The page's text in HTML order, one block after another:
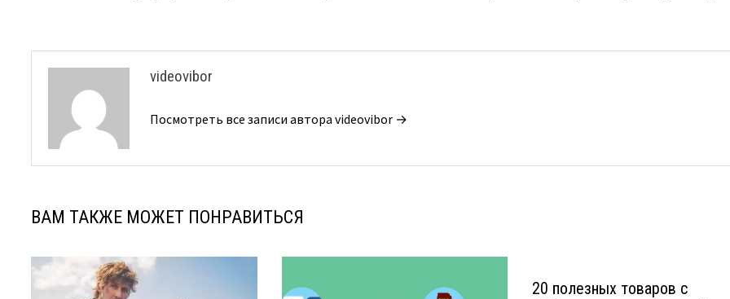
videovibor
Посмотреть все записи автора videovibor →
ВАМ ТАКЖЕ МОЖЕТ ПОНРАВИТЬСЯ
20 полезных товаров с